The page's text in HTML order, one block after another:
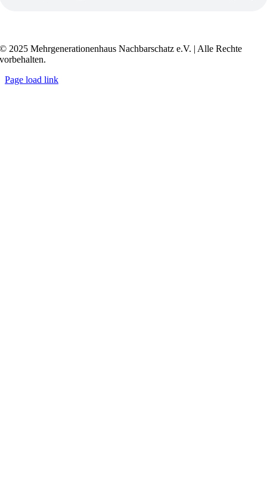
© 2025 Mehrgenerationenhaus Nachbarschatz e.V. | Alle Rechte
vorbehalten.
Page load link